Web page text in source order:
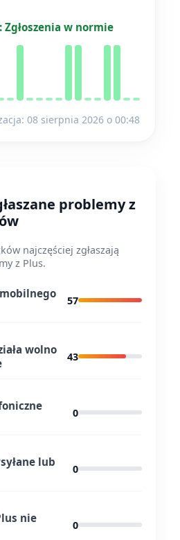
Zgłoszenia w normie
08 sierpnia 2026 o 00:48
problemy z
najczęściej zgłaszają
z Plus.
57
wolno
43
0
lub
0
nie
0